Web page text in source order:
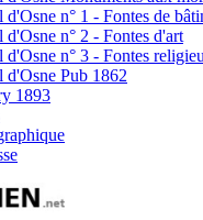
d'Osne n° 1 - Fontes de
d'Osne n° 2 - Fontes d'art
d'Osne n° 3 - Fontes
d'Osne Pub 1862
1893